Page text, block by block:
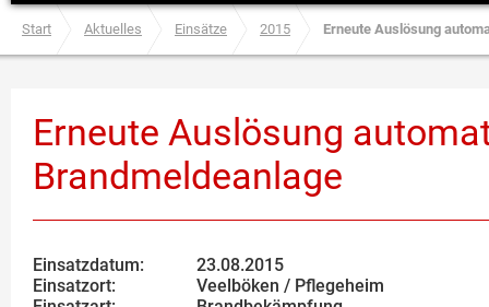
Start Aktuelles Einsätze 2015 Erneute Auslösung
Erneute Auslösung
Brandmeldeanlage
Einsatzdatum:
23.08.2015
Einsatzort:
Veelböken / Pflegeheim